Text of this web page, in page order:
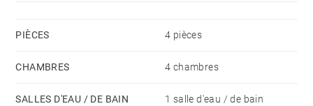
PIÈCES 4 pièces
CHAMBRES 4 chambres
SALLES D'EAU / DE BAIN 1 salle d'eau / de bain